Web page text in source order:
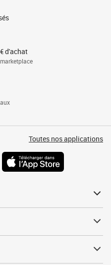
d'achat
Toutes nos applications